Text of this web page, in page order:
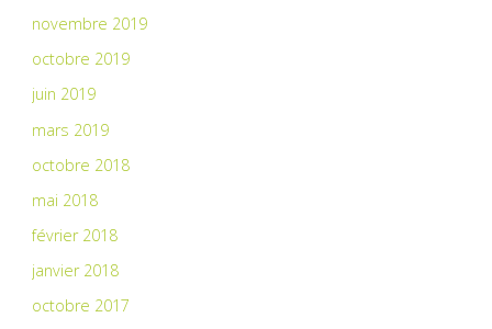
novembre 2019
octobre 2019
juin 2019
mars 2019
octobre 2018
mai 2018
février 2018
janvier 2018
octobre 2017